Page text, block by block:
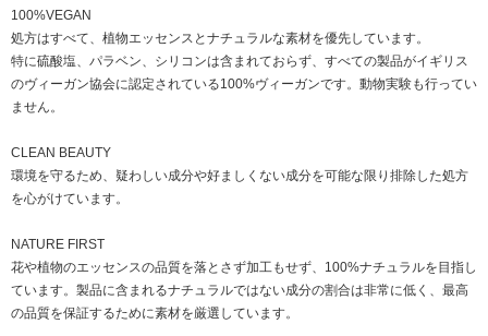
100%VEGAN
処方はすべて、植物エッセンスとナチュラルな素材を優先しています。
特に硫酸塩、パラベン、シリコンは含まれておらず、すべての製品がイギリス
のヴィーガン協会に認定されている100%ヴィーガンです。動物実験も行ってい
ません。
CLEAN BEAUTY
環境を守るため、疑わしい成分や好ましくない成分を可能な限り排除した処方
を心がけています。
NATURE FIRST
花や植物のエッセンスの品質を落とさず加工もせず、100%ナチュラルを目指し
ています。製品に含まれるナチュラルではない成分の割合は非常に低く、最高
の品質を保証するために素材を厳選しています。